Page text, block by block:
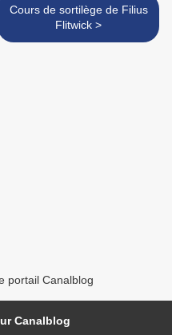
Cours de sortilège de Filius
Flitwick >
portail Canalblog
Canalblog